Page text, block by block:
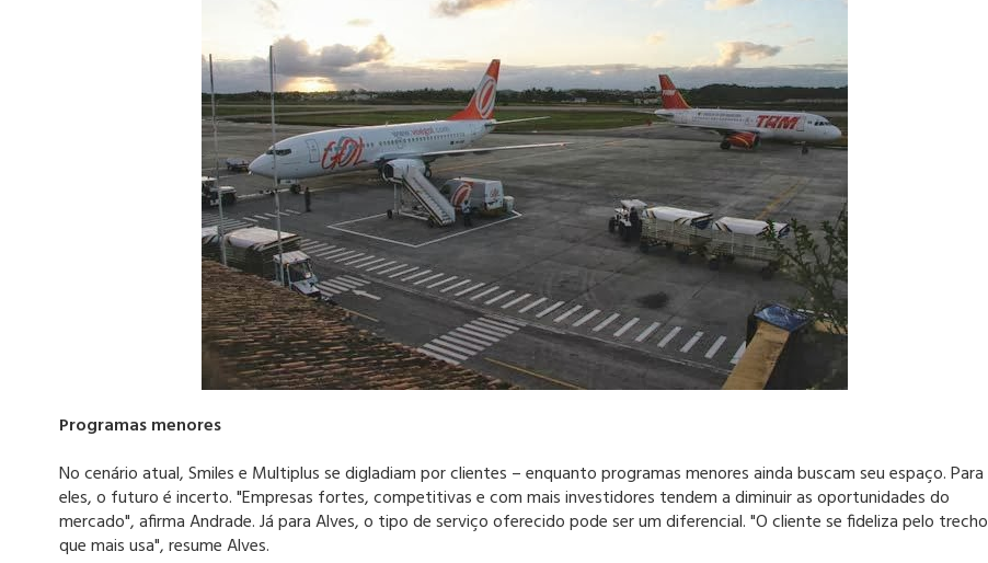
Programas menores
No cenário atual, Smiles e Multiplus se digladiam por clientes – enquanto programas menores ainda buscam seu espaço. Para
eles, o futuro é incerto. "Empresas fortes, competitivas e com mais investidores tendem a diminuir as oportunidades do
mercado", afirma Andrade. Já para Alves, o tipo de serviço oferecido pode ser um diferencial. "O cliente se fideliza pelo trecho
que mais usa", resume Alves.